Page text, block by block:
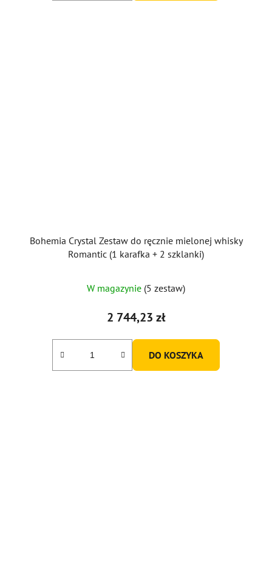
Bohemia Crystal Zestaw do ręcznie mielonej whisky
Romantic (1 karafka + 2 szklanki)
W magazynie (5 zestaw)
2 744,23 zł
DO KOSZYKA